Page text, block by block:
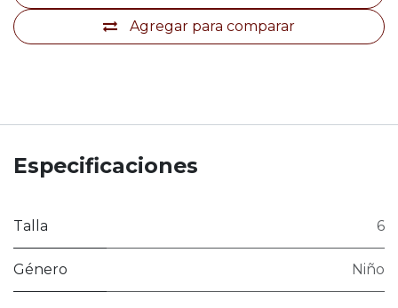
Agregar para comparar
Especificaciones
Talla 6
Género Niño